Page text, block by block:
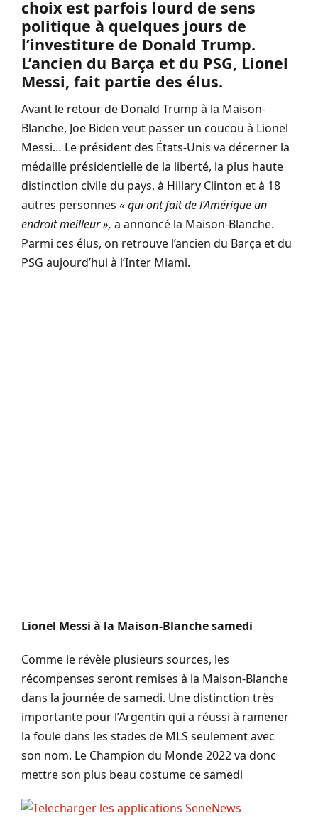
choix est parfois lourd de sens
politique à quelques jours de
l’investiture de Donald Trump.
L’ancien du Barça et du PSG, Lionel
Messi, fait partie des élus.
Avant le retour de Donald Trump à la Maison-
Blanche, Joe Biden veut passer un coucou à Lionel
Messi… Le président des États-Unis va décerner la
médaille présidentielle de la liberté, la plus haute
distinction civile du pays, à Hillary Clinton et à 18
autres personnes « qui ont fait de l’Amérique un
endroit meilleur », a annoncé la Maison-Blanche.
Parmi ces élus, on retrouve l’ancien du Barça et du
PSG aujourd’hui à l’Inter Miami.
Lionel Messi à la Maison-Blanche samedi
Comme le révèle plusieurs sources, les
récompenses seront remises à la Maison-Blanche
dans la journée de samedi. Une distinction très
importante pour l’Argentin qui a réussi à ramener
la foule dans les stades de MLS seulement avec
son nom. Le Champion du Monde 2022 va donc
mettre son plus beau costume ce samedi